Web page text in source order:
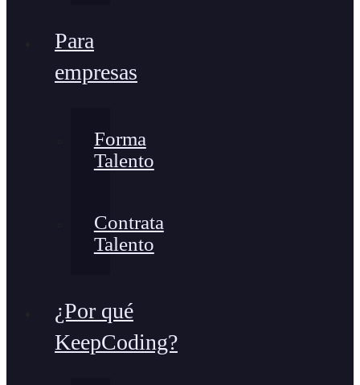
Para
empresas
Forma
Talento
Contrata
Talento
¿Por qué
KeepCoding?